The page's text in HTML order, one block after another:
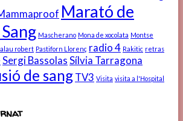
Marató de
Mascherano Mona de xocolata Montse
robert Pastiforn Llorenç radio 4 Rakitic retras
Sergi BassolasSílvia Tarragona
de sangTV3 Visita visita a l'Hospital